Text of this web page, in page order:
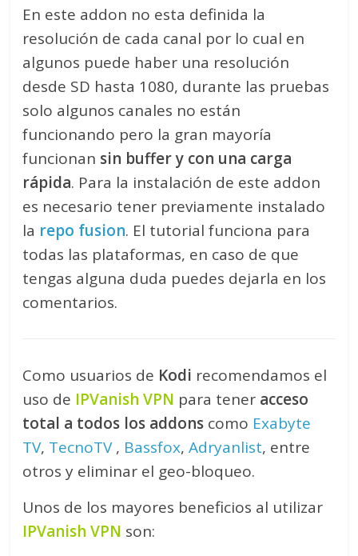
En este addon no esta definida la
resolución de cada canal por lo cual en
algunos puede haber una resolución
desde SD hasta 1080, durante las pruebas
solo algunos canales no están
funcionando pero la gran mayoría
funcionan sin buffer y con una carga
rápida. Para la instalación de este addon
es necesario tener previamente instalado
la repo fusion. El tutorial funciona para
todas las plataformas, en caso de que
tengas alguna duda puedes dejarla en los
comentarios.
Como usuarios de Kodi recomendamos el
uso de IPVanish VPN para tener acceso
total a todos los addons como Exabyte
TV, TecnoTV, Bassfox,Adryanlist, entre
otros y eliminar el geo-bloqueo.
Unos de los mayores beneficios al utilizar
IPVanish VPN son: